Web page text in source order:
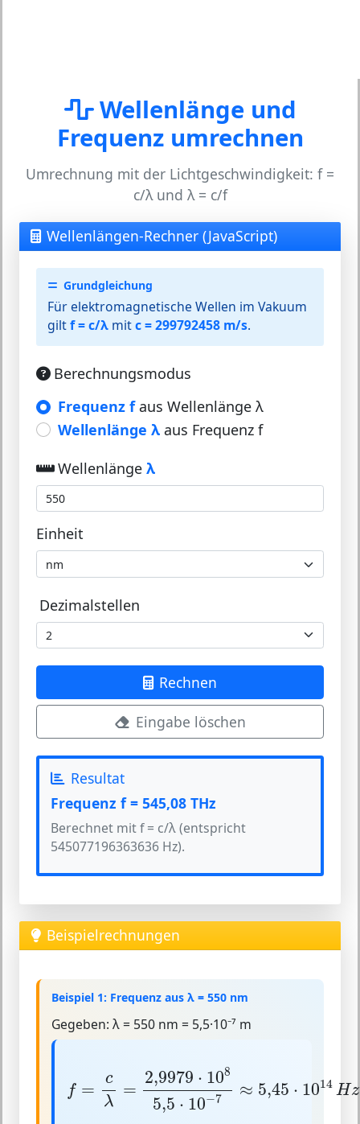
Wellenlänge und
Frequenz umrechnen
Umrechnung mit der Lichtgeschwindigkeit: f =
c/λ und λ = c/f
Wellenlängen-Rechner (JavaScript)
Grundgleichung
Für elektromagnetische Wellen im Vakuum
giltf = c/λ mitc = 299792458 m/s.
Berechnungsmodus
Frequenz faus Wellenlänge λ
Wellenlänge λ aus Frequenz f
Wellenlänge λ
Einheit
Dezimalstellen
Rechnen
Eingabe löschen
Resultat
Frequenz f = 545,08 THz
Berechnet mit f = c/λ (entspricht
545077196363636 Hz).
Beispielrechnungen
Beispiel 1: Frequenz aus λ = 550 nm
Gegeben: λ = 550 nm = 5,5·10⁻⁷ m
f =
c
λ
=
2,9979 ⋅ 108
5,5 ⋅ 10−7 ≈ 5,45 ⋅ 1014 Hz
2,997 9⋅108 ,5⋅10